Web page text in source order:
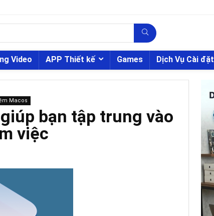
Video APP Thiết kế Games Dịch Vụ Cài đặt
Macos
bạn tập trung vào
việc